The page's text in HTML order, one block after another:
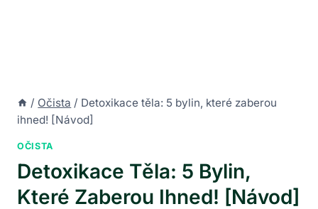
/ Očista / Detoxikace těla: 5 bylin, které zaberou
ihned! [Návod]
OČISTA
Detoxikace Těla: 5 Bylin,
Které Zaberou Ihned! [Návod]